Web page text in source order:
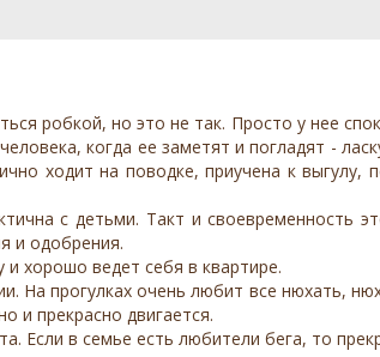
робкой, но это не так. Просто у нее
когда ее заметят и погладят -
ходит на поводке, приучена к
с детьми. Такт и своевременность
и одобрения.
хорошо ведет себя в квартире.
На прогулках очень любит все нюхать,
и прекрасно двигается.
Если в семье есть любители бега, то